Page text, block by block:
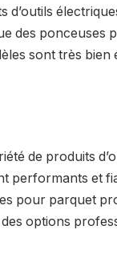
d’outils
des ponceuses
sont très bien
de produits
performants et
pour parquet
options